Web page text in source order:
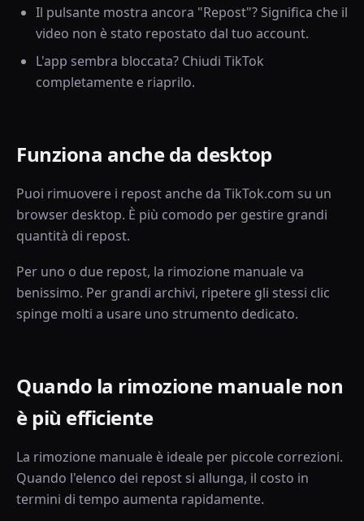
Il pulsante mostra ancora "Repost"? Significa che il
video non è stato repostato dal tuo account.
L'app sembra bloccata? Chiudi TikTok
completamente e riaprilo.
Funziona anche da desktop
Puoi rimuovere i repost anche da TikTok.com su un
browser desktop. È più comodo per gestire grandi
quantità di repost.
Per uno o due repost, la rimozione manuale va
benissimo. Per grandi archivi, ripetere gli stessi clic
spinge molti a usare uno strumento dedicato.
Quando la rimozione manuale non
è più efficiente
La rimozione manuale è ideale per piccole correzioni.
Quando l'elenco dei repost si allunga, il costo in
termini di tempo aumenta rapidamente.